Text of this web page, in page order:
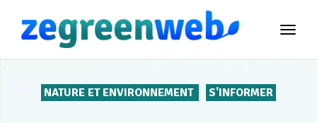
NATURE ET ENVIRONNEMENT S'INFORMER